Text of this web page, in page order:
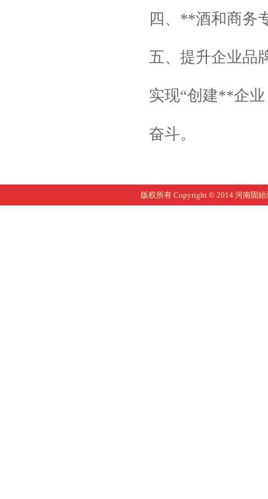
四、**酒和商务
五、提升企业品
实现“创建**企
奋斗。
版权所有 Copyright © 2014 河南固